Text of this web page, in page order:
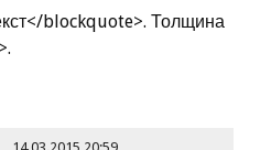
blockquote>. Толщина